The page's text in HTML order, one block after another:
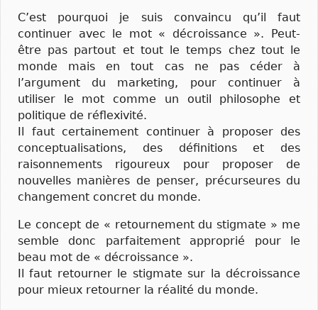
C’est pourquoi je suis convaincu qu’il faut
continuer avec le mot « décroissance ». Peut-
être pas partout et tout le temps chez tout le
monde mais en tout cas ne pas céder à
l’argument du marketing, pour continuer à
utiliser le mot comme un outil philosophe et
politique de réflexivité.
Il faut certainement continuer à proposer des
conceptualisations, des définitions et des
raisonnements rigoureux pour proposer de
nouvelles manières de penser, précurseures du
changement concret du monde.
Le concept de « retournement du stigmate » me
semble donc parfaitement approprié pour le
beau mot de « décroissance ».
Il faut retourner le stigmate sur la décroissance
pour mieux retourner la réalité du monde.